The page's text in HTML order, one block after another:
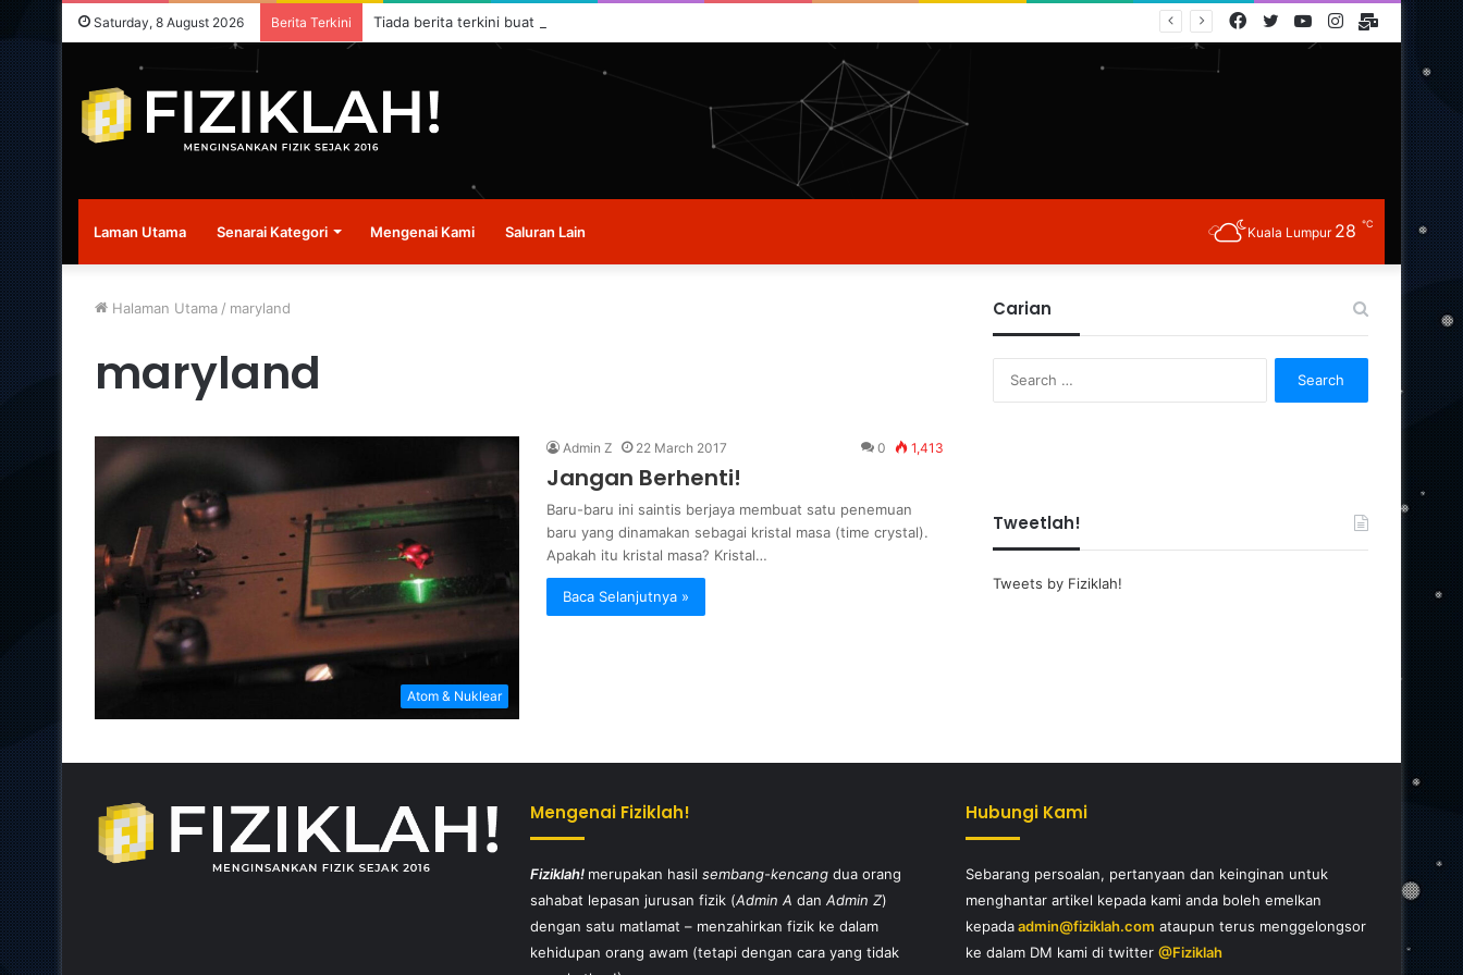
Saturday, 8 August 2026 Berita Terkini Tiada berita terkini buat masa ini.
E-
Mail
Instagram
YouTube
Twitter
Facebook
Laman Utama Senarai Kategori Mengenai Kami Saluran Lain Kuala Lumpur 28 ℃
Halaman Utama / maryland
maryland
Atom & Nuklear
Admin Z 22 March 2017 0 1,413
Jangan Berhenti!
Baru-baru ini saintis berjaya membuat satu penemuan
baru yang dinamakan sebagai kristal masa (time crystal).
Apakah itu kristal masa? Kristal…
Baca Selanjutnya »
Carian
Tweetlah!
Tweets by Fiziklah!
Mengenai Fiziklah!
Fiziklah! merupakan hasil sembang-kencang dua orang
sahabat lepasan jurusan fizik (Admin A dan Admin Z)
dengan satu matlamat – menzahirkan fizik ke dalam
kehidupan orang awam (tetapi dengan cara yang tidak
Hubungi Kami
Sebarang persoalan, pertanyaan dan keinginan untuk
menghantar artikel kepada kami anda boleh emelkan
kepadaadmin@fiziklah.com ataupun terus menggelongsor
ke dalam DM kami di twitter @Fiziklah